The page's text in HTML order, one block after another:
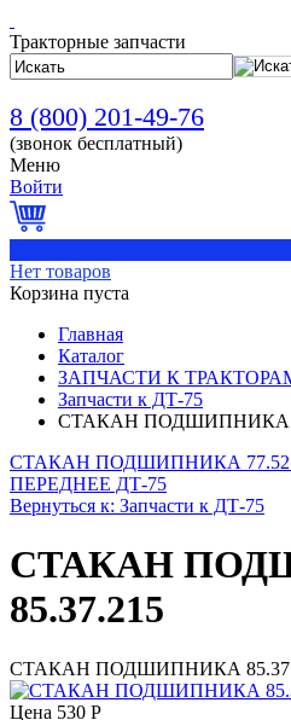
Тракторные запчасти
8 (800) 201-49-76
(звонок бесплатный)
Меню
Войти
Нет товаров
Корзина пуста
Главная
Каталог
ЗАПЧАСТИ К
Запчасти к ДТ-75
СТАКАН ПОДШИПНИКА
СТАКАН ПОДШИПНИКА
ПЕРЕДНЕЕ ДТ-75
Вернуться к: Запчасти к ДТ-75
СТАКАН
85.37.215
СТАКАН ПОДШИПНИКА
Цена 530 Р